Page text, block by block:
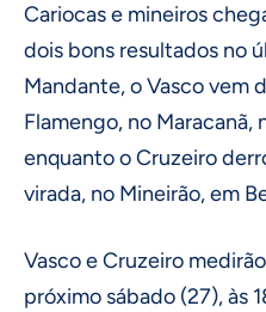
Cariocas e mineiros
dois bons resultados no
Mandante, o Vasco vem
Flamengo, no Maracanã,
enquanto o Cruzeiro
virada, no Mineirão, em
Vasco e Cruzeiro
próximo sábado (27), às